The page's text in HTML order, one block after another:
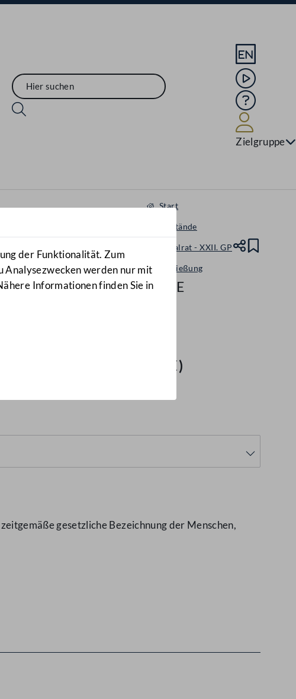
Sprache
Mediathek
Hilfe
Zielgruppe
der Funktionalität. Zum
Analysezwecken werden nur mit
Informationen finden Sie in
Start
Gegenstände
Nationalrat - XXII. GP
Entschließung
186/E
gesetzliche
bestellt ist
(186/E)
gesetzliche Bezeichnung der Menschen,